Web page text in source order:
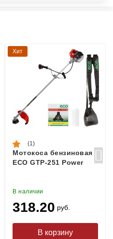
Хит
Мотокоса бензиновая
ECO GTP-251 Power
(1)
В наличии
318.20 руб.